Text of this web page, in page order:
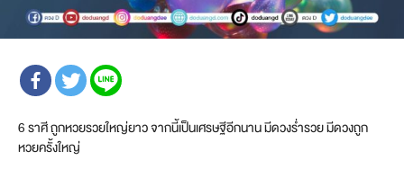
6 ราศี ถูกหวยรวยใหญ่ยาว จากนี้เป็นเศรษฐีอีกนาน มีดวงร่ำรวย มีดวงถูก
หวยครั้งใหญ่